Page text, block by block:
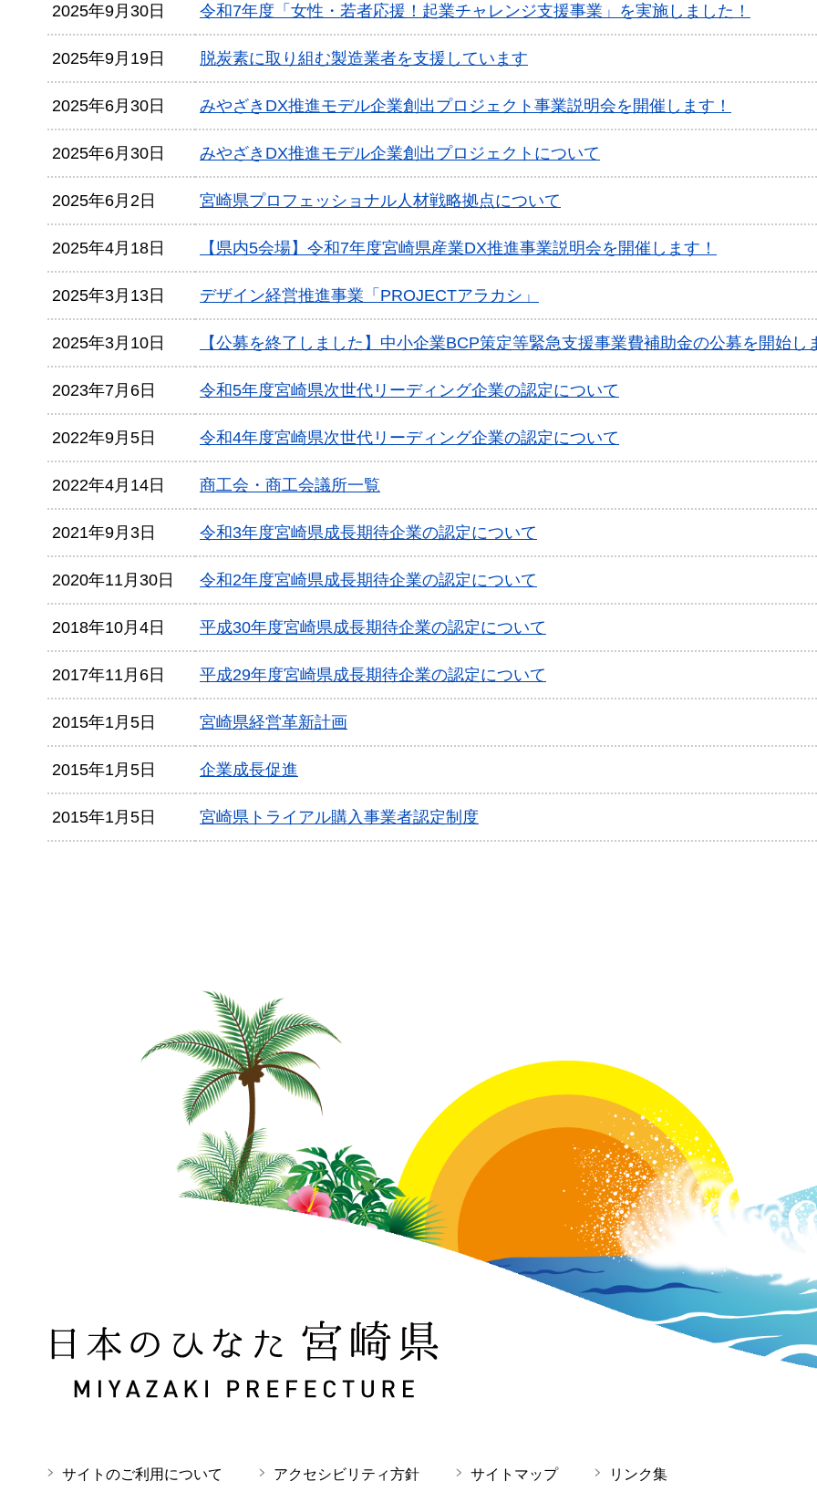
2025年9月30日 令和7年度「女性・若者応援！起業チャレンジ支援事業」を実施しました！
2025年9月19日 脱炭素に取り組む製造業者を支援しています
2025年6月30日 みやざきDX推進モデル企業創出プロジェクト事業説明会を開催します！
2025年6月30日 みやざきDX推進モデル企業創出プロジェクトについて
2025年6月2日 宮崎県プロフェッショナル人材戦略拠点について
2025年4月18日 【県内5会場】令和7年度宮崎県産業DX推進事業説明会を開催します！
2025年3月13日 デザイン経営推進事業「PROJECTアラカシ」
2025年3月10日 【公募を終了しました】中小企業BCP策定等緊急支援事業費補助金の公募を開始し
2023年7月6日 令和5年度宮崎県次世代リーディング企業の認定について
2022年9月5日 令和4年度宮崎県次世代リーディング企業の認定について
2022年4月14日 商工会・商工会議所一覧
2021年9月3日 令和3年度宮崎県成長期待企業の認定について
2020年11月30日 令和2年度宮崎県成長期待企業の認定について
2018年10月4日 平成30年度宮崎県成長期待企業の認定について
2017年11月6日 平成29年度宮崎県成長期待企業の認定について
2015年1月5日 宮崎県経営革新計画
2015年1月5日 企業成長促進
2015年1月5日 宮崎県トライアル購入事業者認定制度
日本のひなた 宮崎県 MIYAZAKI PREFECTURE
サイトのご利用について アクセシビリティ方針 サイトマップ リンク集